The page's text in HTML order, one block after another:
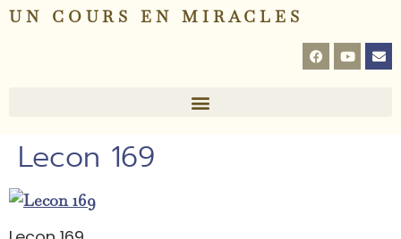
UN COURS EN MIRACLES
Lecon 169